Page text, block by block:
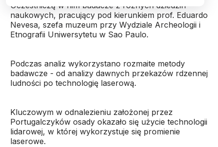
Uczestniczą w nim badacze z różnych dziedzin
naukowych, pracujący pod kierunkiem prof. Eduardo
Nevesa, szefa muzeum przy Wydziale Archeologii i
Etnografii Uniwersytetu w Sao Paulo.
Podczas analiz wykorzystano rozmaite metody
badawcze - od analizy dawnych przekazów rdzennej
ludności po technologię laserową.
Kluczowym w odnalezieniu założonej przez
Portugalczyków osady okazało się użycie technologii
lidarowej, w której wykorzystuje się promienie
laserowe.